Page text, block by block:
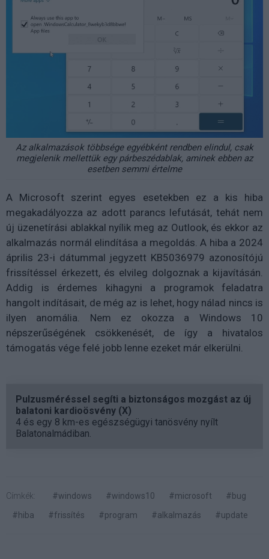
Az alkalmazások többsége egyébként rendben elindul, csak
megjelenik mellettük egy párbeszédablak, aminek ebben az
esetben semmi értelme
A Microsoft szerint egyes esetekben ez a kis hiba
megakadályozza az adott parancs lefutását, tehát nem
új üzenetírási ablakkal nyílik meg az Outlook, és ekkor az
alkalmazás normál elindítása a megoldás. A hiba a 2024
április 23-i dátummal jegyzett KB5036979 azonosítójú
frissítéssel érkezett, és elvileg dolgoznak a kijavításán.
Addig is érdemes kihagyni a programok feladatra
hangolt indításait, de még az is lehet, hogy nálad nincs is
ilyen anomália. Nem ez okozza a Windows 10
népszerűségének csökkenését, de így a hivatalos
támogatás vége felé jobb lenne ezeket már elkerülni.
Pulzusméréssel segíti a biztonságos mozgást az új
balatoni kardioösvény (X)
4 és egy 8 km-es egészségügyi tanösvény nyílt
Balatonalmádiban.
Címkék: #windows #windows10 #microsoft
#bug
#hiba
#frissítés #program #alkalmazás #update